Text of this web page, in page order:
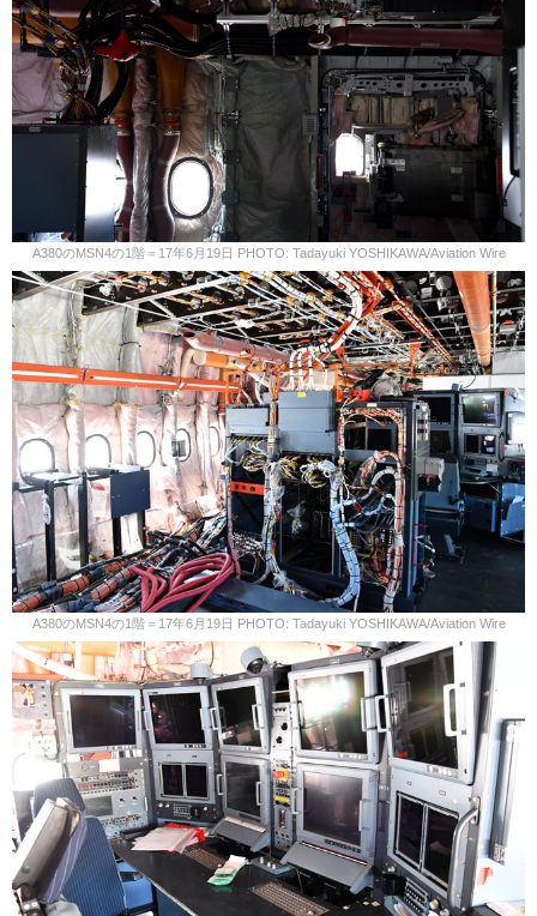
A380のMSN4の1階＝17年6月19日 PHOTO: Tadayuki YOSHIKAWA/Aviation Wire
A380のMSN4の1階＝17年6月19日 PHOTO: Tadayuki YOSHIKAWA/Aviation Wire